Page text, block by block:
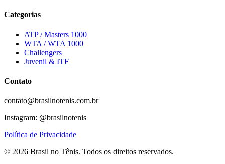
Categorias
ATP / Masters 1000
WTA / WTA 1000
Challengers
Juvenil & ITF
Contato
contato@brasilnotenis.com.br
Instagram: @brasilnotenis
Política de Privacidade
© 2026 Brasil no Tênis. Todos os direitos reservados.